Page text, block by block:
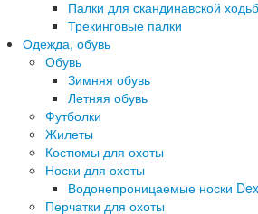
Палки для скандинавской
Трекинговые палки
Одежда, обувь
Обувь
Зимняя обувь
Летняя обувь
Футболки
Жилеты
Костюмы для охоты
Носки для охоты
Водонепроницаемые носки
Перчатки для охоты